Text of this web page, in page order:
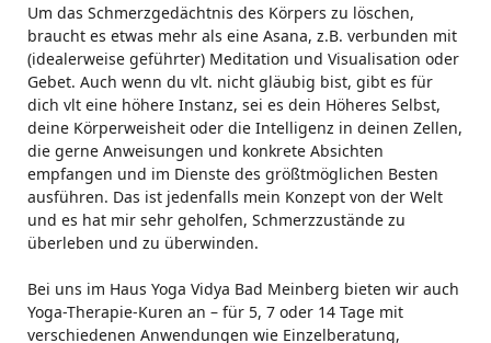
Um das Schmerzgedächtnis des Körpers zu löschen,
braucht es etwas mehr als eine Asana, z.B. verbunden mit
(idealerweise geführter) Meditation und Visualisation oder
Gebet. Auch wenn du vlt. nicht gläubig bist, gibt es für
dich vlt eine höhere Instanz, sei es dein Höheres Selbst,
deine Körperweisheit oder die Intelligenz in deinen Zellen,
die gerne Anweisungen und konkrete Absichten
empfangen und im Dienste des größtmöglichen Besten
ausführen. Das ist jedenfalls mein Konzept von der Welt
und es hat mir sehr geholfen, Schmerzzustände zu
überleben und zu überwinden.
Bei uns im Haus Yoga Vidya Bad Meinberg bieten wir auch
Yoga-Therapie-Kuren an – für 5, 7 oder 14 Tage mit
verschiedenen Anwendungen wie Einzelberatung,